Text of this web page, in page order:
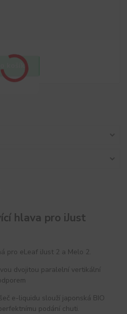
košíku
hlava pro iJust
pro eLeaf iJust 2 a Melo 2.
dvojitou paralelní vertikální
e-liquidu slouží japonská BIO
podání chuti.